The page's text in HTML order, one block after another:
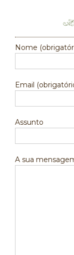
Nome
Email
Assunto
A sua